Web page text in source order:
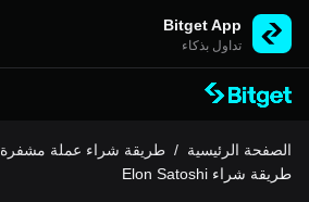
Bitget App
تداول بذكاء
الصفحة الرئيسية / طريقة شراء عملة مشفرة
طريقة شراء Elon Satoshi